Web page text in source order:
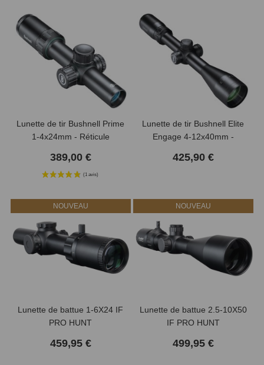
Lunette de tir Bushnell Prime
1-4x24mm - Réticule
389,00 €
Lunette de tir Bushnell Elite
Engage 4-12x40mm -
425,90 €
NOUVEAU
Lunette de battue 1-6X24 IF
PRO HUNT
459,95 €
NOUVEAU
Lunette de battue 2.5-10X50
IF PRO HUNT
499,95 €